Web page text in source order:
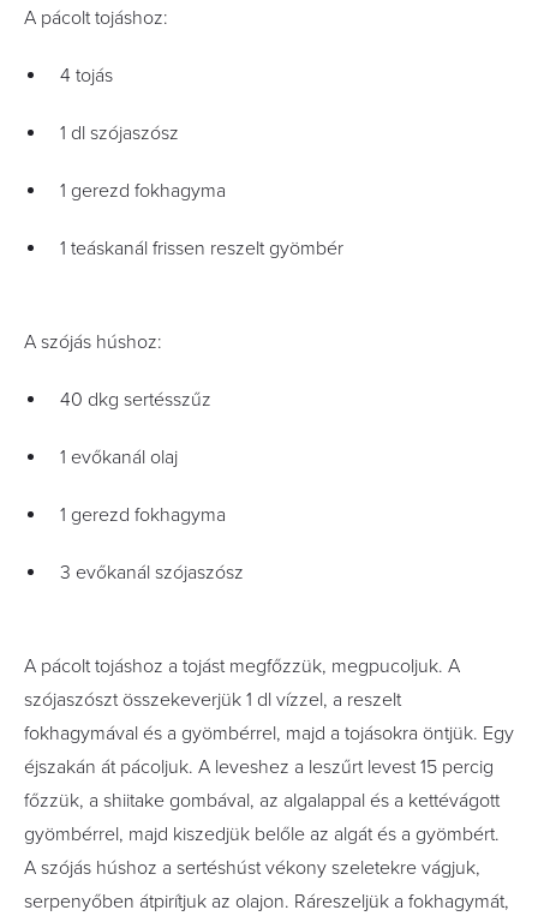
A pácolt tojáshoz:
4 tojás
1 dl szójaszósz
1 gerezd fokhagyma
1 teáskanál frissen reszelt gyömbér
A szójás húshoz:
40 dkg sertésszűz
1 evőkanál olaj
1 gerezd fokhagyma
3 evőkanál szójaszósz
A pácolt tojáshoz a tojást megfőzzük, megpucoljuk. A
szójaszószt összekeverjük 1 dl vízzel, a reszelt
fokhagymával és a gyömbérrel, majd a tojásokra öntjük. Egy
éjszakán át pácoljuk. A leveshez a leszűrt levest 15 percig
főzzük, a shiitake gombával, az algalappal és a kettévágott
gyömbérrel, majd kiszedjük belőle az algát és a gyömbért.
A szójás húshoz a sertéshúst vékony szeletekre vágjuk,
serpenyőben átpirítjuk az olajon. Ráreszeljük a fokhagymát,